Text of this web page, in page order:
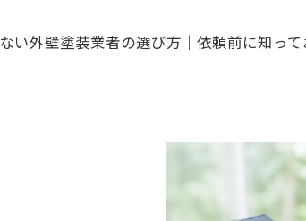
い外壁塗装業者の選び方｜依頼前に知っ